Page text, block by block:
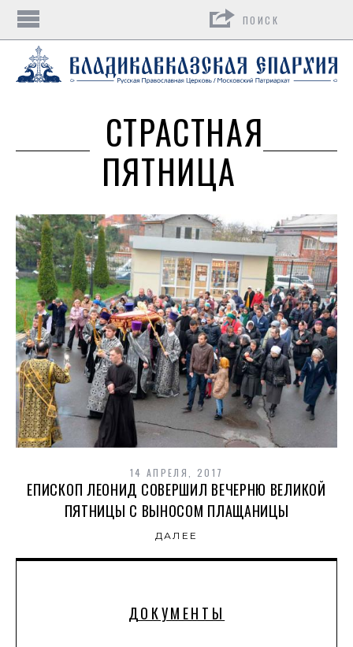
ДОКУМЕНТЫ
СТРАСТНАЯ
ПЯТНИЦА
14 АПРЕЛЯ, 2017
ЕПИСКОП ЛЕОНИД СОВЕРШИЛ ВЕЧЕРНЮ ВЕЛИКОЙ
ПЯТНИЦЫ С ВЫНОСОМ ПЛАЩАНИЦЫ
ДАЛЕЕ